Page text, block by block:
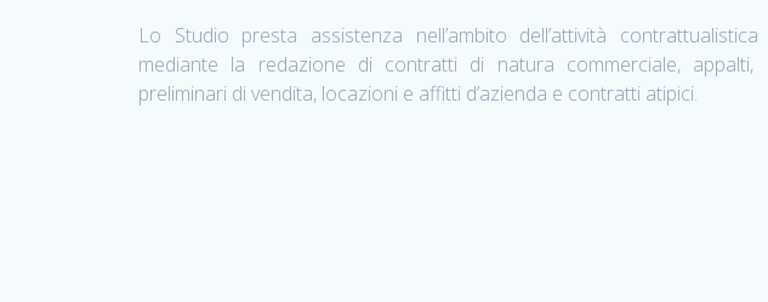
Lo Studio presta assistenza nell’ambito dell’attività contrattualistica
mediante la redazione di contratti di natura commerciale, appalti,
preliminari di vendita, locazioni e affitti d’azienda e contratti atipici.